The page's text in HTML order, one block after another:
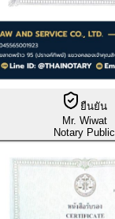
ยืนยัน
Mr. Wiwat
Notary Public